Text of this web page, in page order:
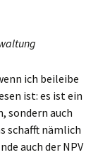
ich beileibe
ist: es ist ein
sondern auch
schafft nämlich
auch der NPV